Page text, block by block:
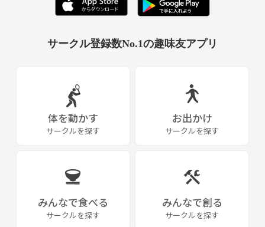
サークル登録数No.1の趣味友アプリ
体を動かす
サークルを探す
お出かけ
サークルを探す
みんなで食べる
サークルを探す
みんなで創る
サークルを探す